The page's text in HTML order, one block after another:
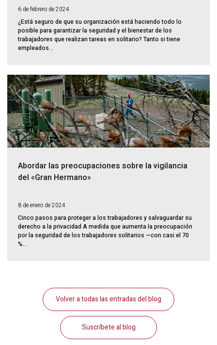
6 de febrero de 2024
¿Está seguro de que su organización está haciendo todo lo
posible para garantizar la seguridad y el bienestar de los
trabajadores que realizan tareas en solitario? Tanto si tiene
empleados...
Abordar las preocupaciones sobre la vigilancia
del «Gran Hermano»
8 de enero de 2024
Cinco pasos para proteger a los trabajadores y salvaguardar su
derecho a la privacidad A medida que aumenta la preocupación
por la seguridad de los trabajadores solitarios —con casi el 70
%...
Volver a todas las entradas del blog
Suscríbete al blog